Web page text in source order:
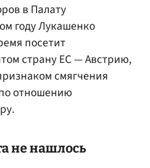
в Палату
году Лукашенко
посетит
страну ЕС — Австрию,
смягчения
отношению
не нашлось